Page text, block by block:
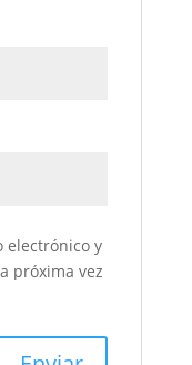
electrónico y
próxima vez